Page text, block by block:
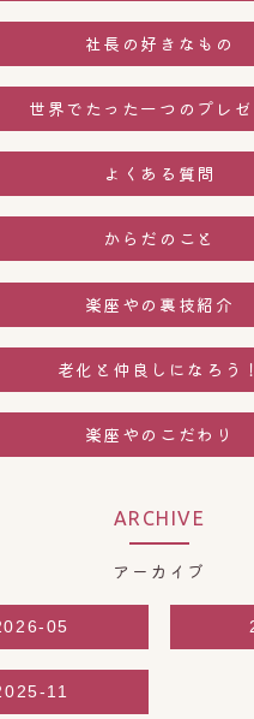
社長の好きなもの
世界でたった一つのプレゼ
よくある質問
からだのこと
楽座やの裏技紹介
老化と仲良しになろう！
楽座やのこだわり
ARCHIVE
アーカイブ
05
11